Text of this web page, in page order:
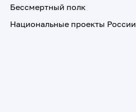
Бессмертный полк
Национальные проекты России